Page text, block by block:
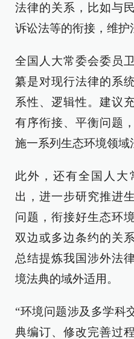
法律的关系，比如与
诉讼法等的衔接，维护
全国人大常委会委员
纂是对现行法律的系
系性、逻辑性。建议
有序衔接、平衡问题
施一系列生态环境领域
此外，还有全国人大
出，进一步研究推进
问题，衔接好生态环
双边或多边条约的关
总结提炼我国涉外法
境法典的域外适用。
“环境问题涉及多学科
典编订、修改完善过